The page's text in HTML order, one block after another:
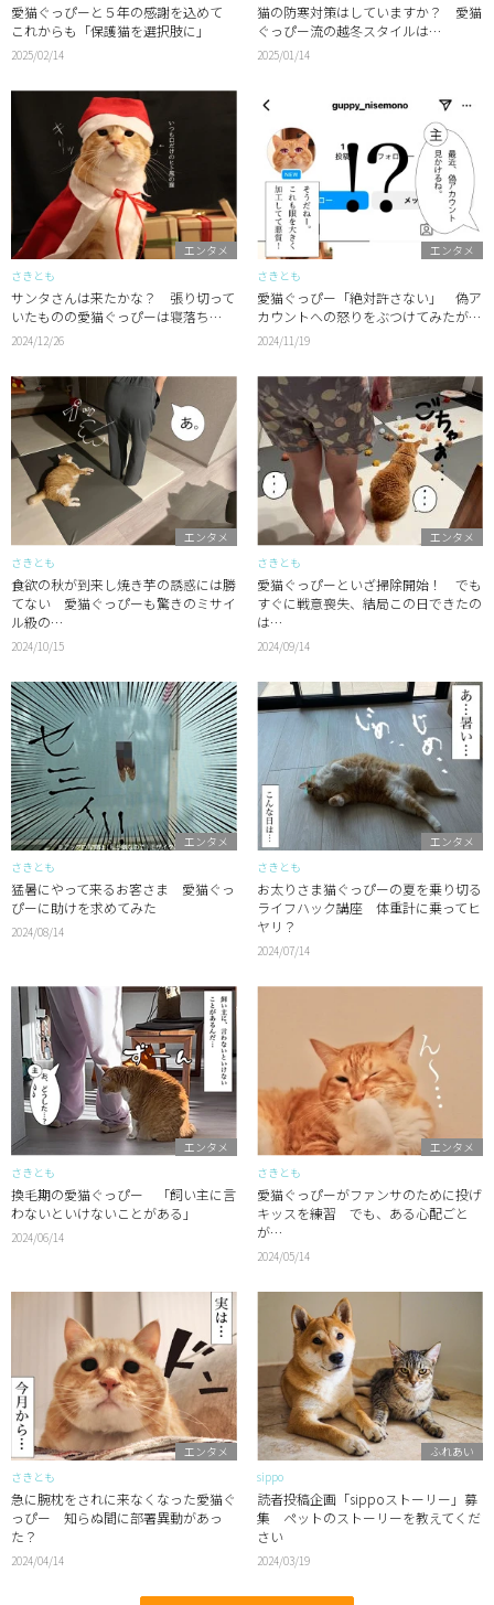
愛猫ぐっぴーと５年の感謝を込めて
これからも「保護猫を選択肢に」
2025/02/14
猫の防寒対策はしていますか？ 愛猫
ぐっぴー流の越冬スタイルは…
2025/01/14
エンタメ
さきとも
サンタさんは来たかな？ 張り切って
いたものの愛猫ぐっぴーは寝落ち…
2024/12/26
エンタメ
さきとも
愛猫ぐっぴー「絶対許さない」 偽ア
カウントへの怒りをぶつけてみたが…
2024/11/19
エンタメ
さきとも
食欲の秋が到来し焼き芋の誘惑には勝
てない 愛猫ぐっぴーも驚きのミサイ
ル級の…
2024/10/15
エンタメ
さきとも
愛猫ぐっぴーといざ掃除開始！ でも
すぐに戦意喪失、結局この日できたの
は…
2024/09/14
エンタメ
さきとも
猛暑にやって来るお客さま 愛猫ぐっ
ぴーに助けを求めてみた
2024/08/14
エンタメ
さきとも
お太りさま猫ぐっぴーの夏を乗り切る
ライフハック講座 体重計に乗ってヒ
ヤリ？
2024/07/14
エンタメ
さきとも
換毛期の愛猫ぐっぴー 「飼い主に言
わないといけないことがある」
2024/06/14
エンタメ
さきとも
愛猫ぐっぴーがファンサのために投げ
キッスを練習 でも、ある心配ごと
が…
2024/05/14
エンタメ
さきとも
急に腕枕をされに来なくなった愛猫ぐ
っぴー 知らぬ間に部署異動があっ
た？
2024/04/14
ふれあい
sippo
読者投稿企画「sippoストーリー」募
集 ペットのストーリーを教えてくだ
さい
2024/03/19